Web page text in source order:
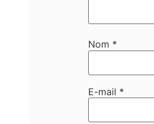
Nom *
E-mail *